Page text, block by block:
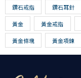
鑽石戒指 鑽石耳針
黃金 黃金戒指
黃金條塊 黃金項鍊